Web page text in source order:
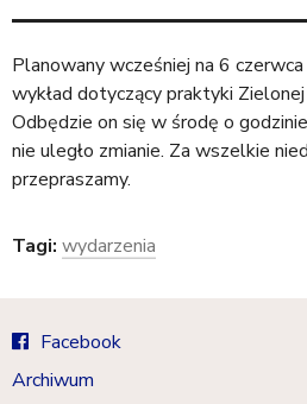
e
ś
t
u
t
j
Planowany wcześniej na 6
wykład dotyczący praktyki
Odbędzie on się w środę o
nie uległo zmianie. Za wszelkie
przepraszamy.
Tagi: wydarzenia
Facebook
Archiwum